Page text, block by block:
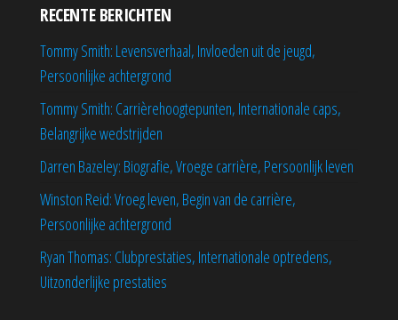
RECENTE BERICHTEN
Tommy Smith: Levensverhaal, Invloeden uit de jeugd,
Persoonlijke achtergrond
Tommy Smith: Carrièrehoogtepunten, Internationale caps,
Belangrijke wedstrijden
Darren Bazeley: Biografie, Vroege carrière, Persoonlijk leven
Winston Reid: Vroeg leven, Begin van de carrière,
Persoonlijke achtergrond
Ryan Thomas: Clubprestaties, Internationale optredens,
Uitzonderlijke prestaties